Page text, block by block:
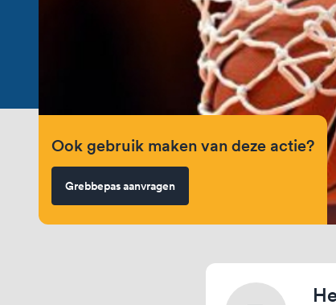
Ook gebruik maken van deze actie?
Grebbepas aanvragen